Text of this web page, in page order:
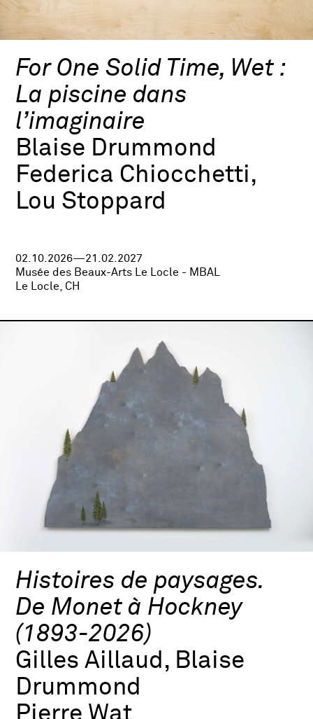
For One Solid Time, Wet :
La piscine dans
l’imaginaire
Blaise Drummond
Federica Chiocchetti,
Lou Stoppard
02.10.2026—21.02.2027
Musée des Beaux-Arts Le Locle - MBAL
Le Locle, CH
Histoires de paysages.
De Monet à Hockney
(1893-2026)
Gilles Aillaud, Blaise
Drummond
Pierre Wat